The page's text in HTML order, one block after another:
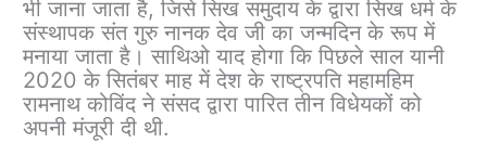
भी जाना जाता है, जिसे सिख समुदाय के द्वारा सिख धर्म के
संस्थापक संत गुरु नानक देव जी का जन्मदिन के रूप में
मनाया जाता है। साथिओ याद होगा कि पिछले साल यानी
2020 के सितंबर माह में देश के राष्ट्रपति महामहिम
रामनाथ कोविंद ने संसद द्वारा पारित तीन विधेयकों को
अपनी मंजूरी दी थी.